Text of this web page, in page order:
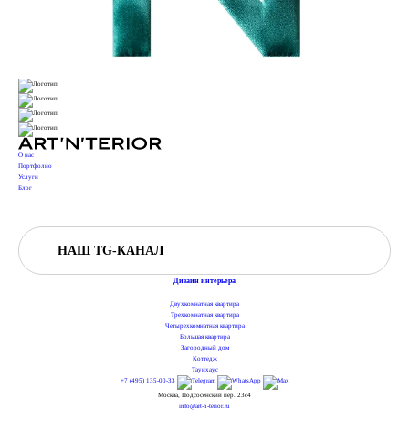
О нас
Портфолио
Услуги
Блог
НАШ TG-КАНАЛ
Дизайн интерьера
Двухкомнатная квартира
Трехкомнатная квартира
Четырехкомнатная квартира
Большая квартира
Загородный дом
Коттедж
Таунхаус
+7 (495) 135-00-33
Москва, Подсосенский пер. 23с4
info@art-n-terior.ru